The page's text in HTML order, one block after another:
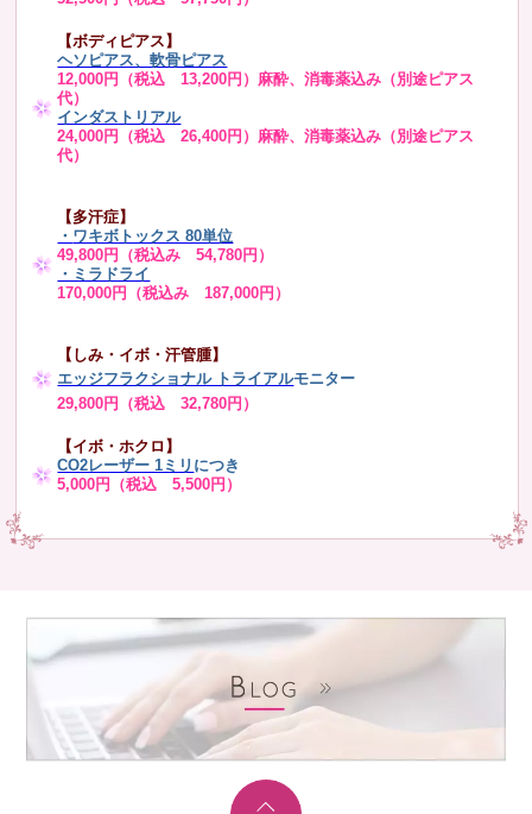
【ボディピアス】
ヘソピアス、軟骨ピアス
12,000円（税込 13,200円）麻酔、消毒薬込み（別途ピアス
代）
インダストリアル
24,000円（税込 26,400円）麻酔、消毒薬込み（別途ピアス
代）
【多汗症】
・ ワキボトックス 80単位
49,800円（税込み 54,780円）
・ミラドライ
170,000円（税込み 187,000円）
【しみ・イボ・汗管腫】
エッジフラクショナル トライアルモニター
29,800円（税込 32,780円）
【イボ・ホクロ】
CO2レーザー 1ミリ につき
5,000円（税込 5,500円）